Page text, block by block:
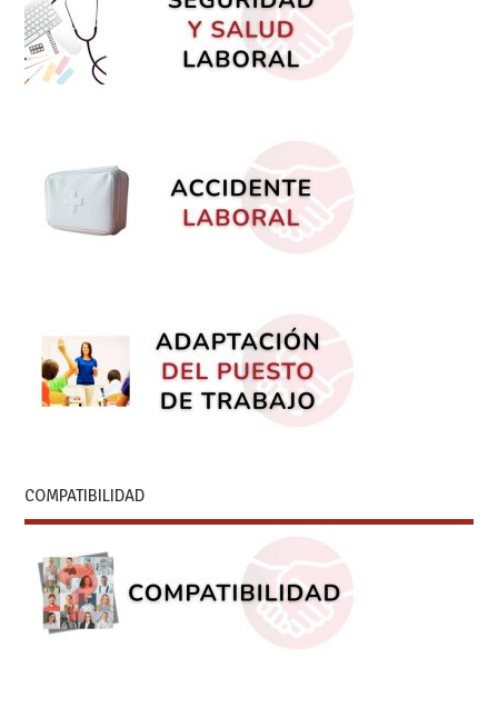
COMPATIBILIDAD